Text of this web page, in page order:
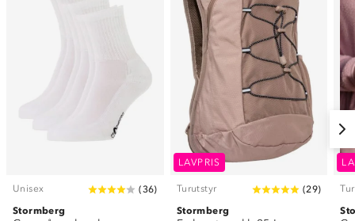
Unisex (36)
Stormberg
LAVPRIS
Turutstyr (29)
Stormberg